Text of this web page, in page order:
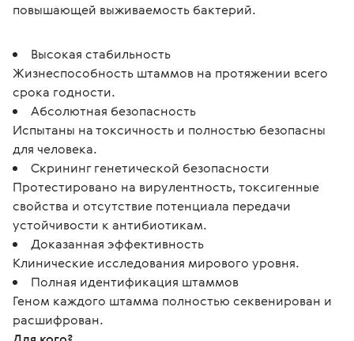
повышающей выживаемость бактерий.
Высокая стабильность
Жизнеспособность штаммов на протяжении всего
срока годности.
Абсолютная безопасность
Испытаны на токсичность и полностью безопасны
для человека.
Скрининг генетической безопасности
Протестировано на вирулентность, токсигенные
свойства и отсутствие потенциала передачи
устойчивости к антибиотикам.
Доказанная эффективность
Клинические исследования мирового уровня.
Полная идентификация штаммов
Геном каждого штамма полностью секвенирован и
расшифрован.